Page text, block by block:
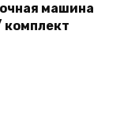
В корзину
машина
комплект